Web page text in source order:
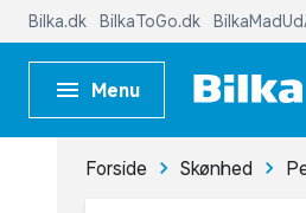
Bilka.dk BilkaToGo.dk
Menu
Forside Skønhed